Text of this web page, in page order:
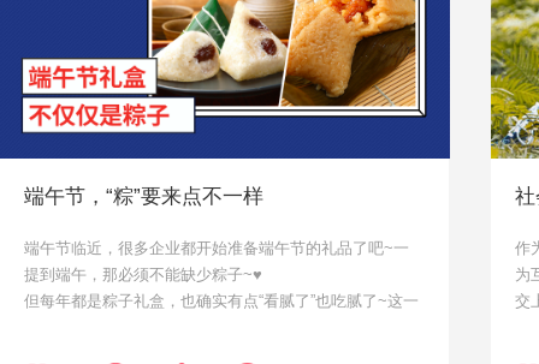
端午节，“粽”要来点不一样
端午节临近，很多企业都开始准备端午节的礼品了吧~一
提到端午，那必须不能缺少粽子~♥
但每年都是粽子礼盒，也确实有点“看腻了”也吃腻了~这一
作
为
交